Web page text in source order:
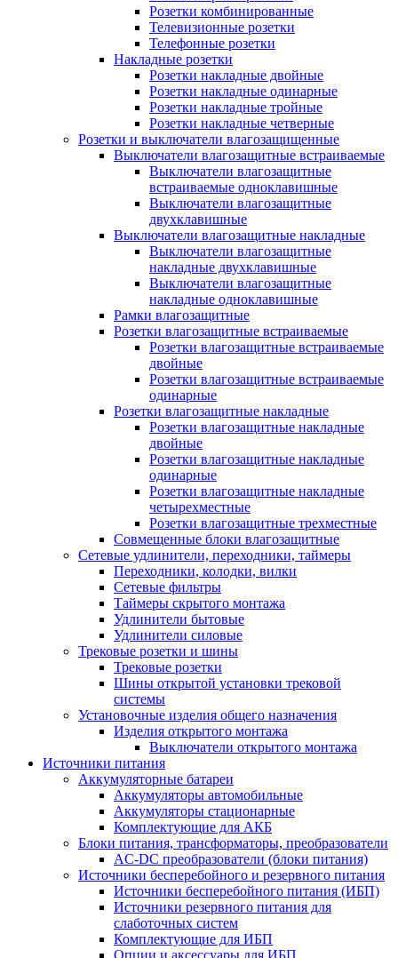
Розетки комбинированные
Телевизионные розетки
Телефонные розетки
Накладные розетки
Розетки накладные двойные
Розетки накладные одинарные
Розетки накладные тройные
Розетки накладные четверные
Розетки и выключатели влагозащищенные
Выключатели влагозащитные встраиваемые
Выключатели влагозащитные
встраиваемые одноклавишные
Выключатели влагозащитные
двухклавишные
Выключатели влагозащитные накладные
Выключатели влагозащитные
накладные двухклавишные
Выключатели влагозащитные
накладные одноклавишные
Рамки влагозащитные
Розетки влагозащитные встраиваемые
Розетки влагозащитные встраиваемые
двойные
Розетки влагозащитные встраиваемые
одинарные
Розетки влагозащитные накладные
Розетки влагозащитные накладные
двойные
Розетки влагозащитные накладные
одинарные
Розетки влагозащитные накладные
четырехместные
Розетки влагозащитные трехместные
Совмещенные блоки влагозащитные
Сетевые удлинители, переходники, таймеры
Переходники, колодки, вилки
Сетевые фильтры
Таймеры скрытого монтажа
Удлинители бытовые
Удлинители силовые
Трековые розетки и шины
Трековые розетки
Шины открытой установки трековой
системы
Установочные изделия общего назначения
Изделия открытого монтажа
Выключатели открытого монтажа
Источники питания
Аккумуляторные батареи
Аккумуляторы автомобильные
Аккумуляторы стационарные
Комплектующие для АКБ
Блоки питания, трансформаторы, преобразователи
AC-DC преобразователи (блоки питания)
Источники бесперебойного и резервного питания
Источники бесперебойного питания (ИБП)
Источники резервного питания для
слаботочных систем
Комплектующие для ИБП
Опции и аксессуары для ИБП